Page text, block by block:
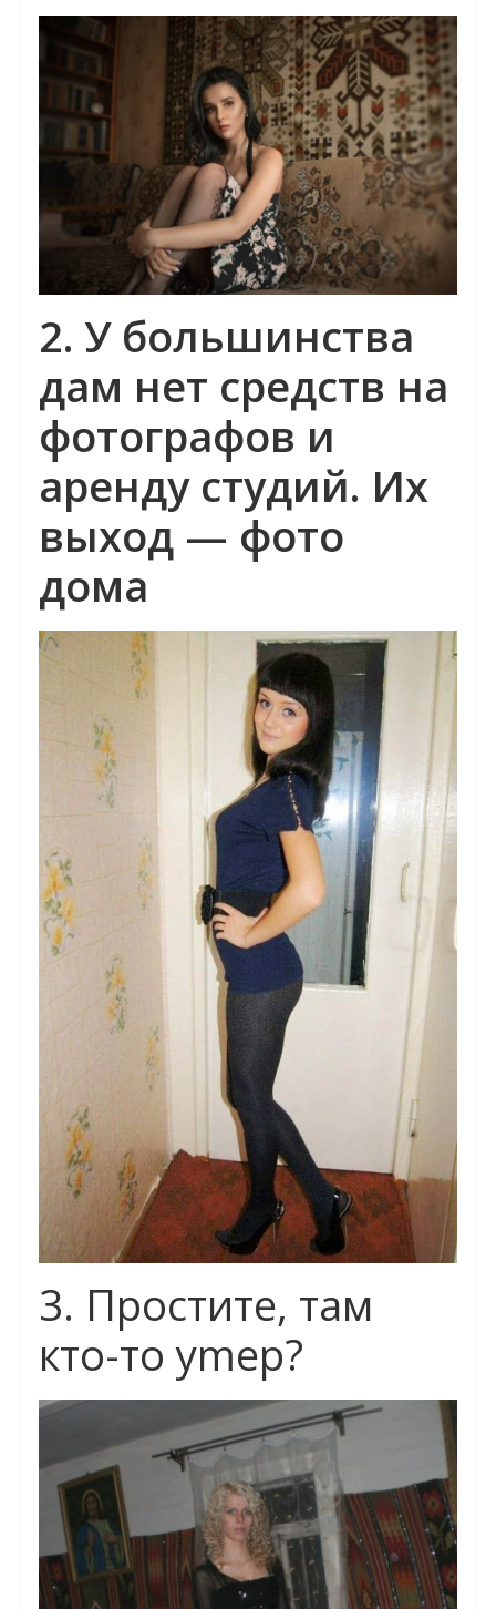
2. У большинства
дам нет средств на
фотографов и
аренду студий. Их
выход — фото
дома
3. Простите, там
кто-то ymеp?